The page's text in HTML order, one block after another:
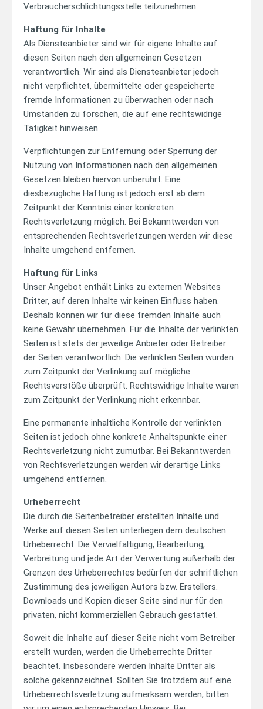
Verbraucherschlichtungsstelle teilzunehmen.
Haftung für Inhalte
Als Diensteanbieter sind wir für eigene Inhalte auf
diesen Seiten nach den allgemeinen Gesetzen
verantwortlich. Wir sind als Diensteanbieter jedoch
nicht verpflichtet, übermittelte oder gespeicherte
fremde Informationen zu überwachen oder nach
Umständen zu forschen, die auf eine rechtswidrige
Tätigkeit hinweisen.
Verpflichtungen zur Entfernung oder Sperrung der
Nutzung von Informationen nach den allgemeinen
Gesetzen bleiben hiervon unberührt. Eine
diesbezügliche Haftung ist jedoch erst ab dem
Zeitpunkt der Kenntnis einer konkreten
Rechtsverletzung möglich. Bei Bekanntwerden von
entsprechenden Rechtsverletzungen werden wir diese
Inhalte umgehend entfernen.
Haftung für Links
Unser Angebot enthält Links zu externen Websites
Dritter, auf deren Inhalte wir keinen Einfluss haben.
Deshalb können wir für diese fremden Inhalte auch
keine Gewähr übernehmen. Für die Inhalte der verlinkten
Seiten ist stets der jeweilige Anbieter oder Betreiber
der Seiten verantwortlich. Die verlinkten Seiten wurden
zum Zeitpunkt der Verlinkung auf mögliche
Rechtsverstöße überprüft. Rechtswidrige Inhalte waren
zum Zeitpunkt der Verlinkung nicht erkennbar.
Eine permanente inhaltliche Kontrolle der verlinkten
Seiten ist jedoch ohne konkrete Anhaltspunkte einer
Rechtsverletzung nicht zumutbar. Bei Bekanntwerden
von Rechtsverletzungen werden wir derartige Links
umgehend entfernen.
Urheberrecht
Die durch die Seitenbetreiber erstellten Inhalte und
Werke auf diesen Seiten unterliegen dem deutschen
Urheberrecht. Die Vervielfältigung, Bearbeitung,
Verbreitung und jede Art der Verwertung außerhalb der
Grenzen des Urheberrechtes bedürfen der schriftlichen
Zustimmung des jeweiligen Autors bzw. Erstellers.
Downloads und Kopien dieser Seite sind nur für den
privaten, nicht kommerziellen Gebrauch gestattet.
Soweit die Inhalte auf dieser Seite nicht vom Betreiber
erstellt wurden, werden die Urheberrechte Dritter
beachtet. Insbesondere werden Inhalte Dritter als
solche gekennzeichnet. Sollten Sie trotzdem auf eine
Urheberrechtsverletzung aufmerksam werden, bitten